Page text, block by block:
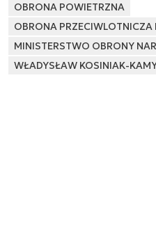
OBRONA POWIETRZNA
OBRONA
MINISTERSTWO OBRONY
WŁADYSŁAW KOSINIAK-